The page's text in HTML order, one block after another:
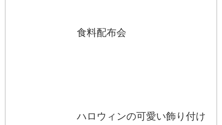
食料配布会
ハロウィンの可愛い飾り付け